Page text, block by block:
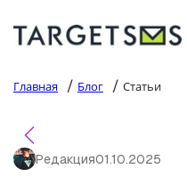
Главная / Блог / Статьи
Редакция01.10.2025